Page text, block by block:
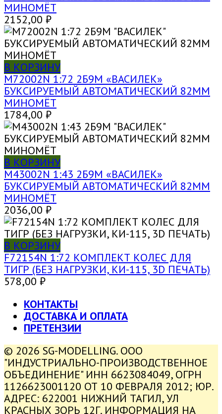
МИНОМЁТ
2152,00 ₽
В КОРЗИНУ
M72002N 1:72 2Б9М «ВАСИЛЕК»
БУКСИРУЕМЫЙ АВТОМАТИЧЕСКИЙ 82ММ
МИНОМЁТ
1784,00 ₽
В КОРЗИНУ
M43002N 1:43 2Б9М «ВАСИЛЕК»
БУКСИРУЕМЫЙ АВТОМАТИЧЕСКИЙ 82ММ
МИНОМЁТ
2036,00 ₽
В КОРЗИНУ
F72154N 1:72 КОМПЛЕКТ КОЛЕС ДЛЯ
ТИГР (БЕЗ НАГРУЗКИ, КИ-115, 3D ПЕЧАТЬ)
578,00 ₽
КОНТАКТЫ
ДОСТАВКА И ОПЛАТА
ПРЕТЕНЗИИ
© 2026 SG-MODELLING. ООО
"ИНДУСТРИАЛЬНО-ПРОИЗВОДСТВЕННОЕ
ОБЪЕДИНЕНИЕ" ИНН 6623084049, ОГРН
1126623001120 ОТ 10 ФЕВРАЛЯ 2012; ЮР.
АДРЕС: 622001 НИЖНИЙ ТАГИЛ, УЛ
КРАСНЫХ ЗОРЬ 12Г. ИНФОРМАЦИЯ НА